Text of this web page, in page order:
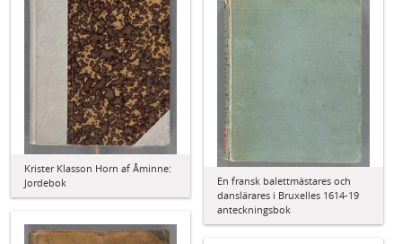
Krister Klasson Horn af Åminne:
Jordebok
En fransk balettmästares och
danslärares i Bruxelles 1614-19
anteckningsbok